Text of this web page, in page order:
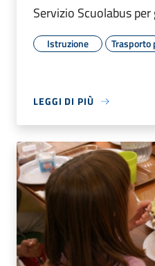
Servizio Scuolabus
Istruzione Trasporto
LEGGI DI PIÙ